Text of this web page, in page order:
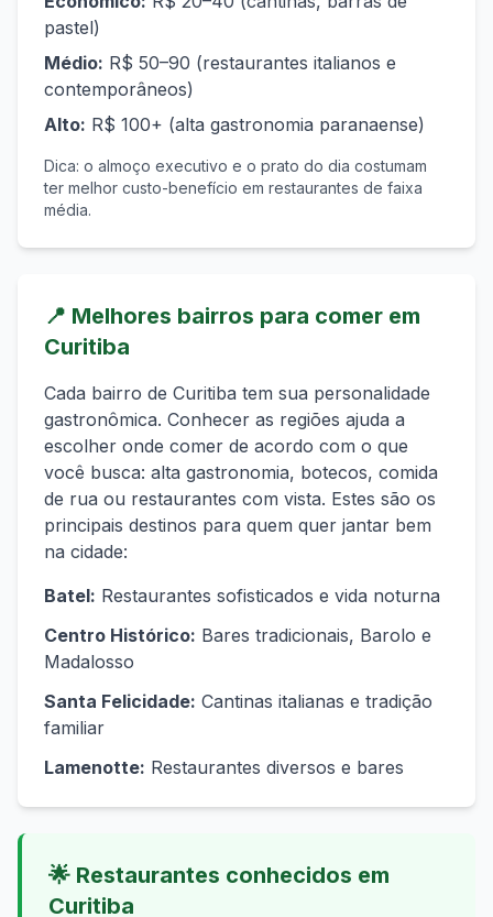
pastel)
Médio: R$ 50–90 (restaurantes italianos e
contemporâneos)
Alto: R$ 100+ (alta gastronomia paranaense)
Dica: o almoço executivo e o prato do dia costumam
ter melhor custo-benefício em restaurantes de faixa
média.
📍 Melhores bairros para comer em
Curitiba
Cada bairro de Curitiba tem sua personalidade
gastronômica. Conhecer as regiões ajuda a
escolher onde comer de acordo com o que
você busca: alta gastronomia, botecos, comida
de rua ou restaurantes com vista. Estes são os
principais destinos para quem quer jantar bem
na cidade:
Batel: Restaurantes sofisticados e vida noturna
Centro Histórico: Bares tradicionais, Barolo e
Madalosso
Santa Felicidade: Cantinas italianas e tradição
familiar
Lamenotte: Restaurantes diversos e bares
🌟 Restaurantes conhecidos em
Curitiba